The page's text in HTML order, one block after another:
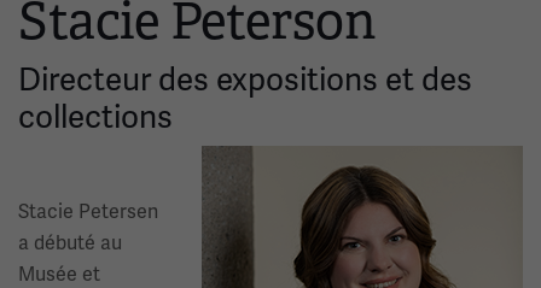
Stacie Peterson
Directeur des expositions et des
collections
Stacie Petersen
a débuté au
Musée et